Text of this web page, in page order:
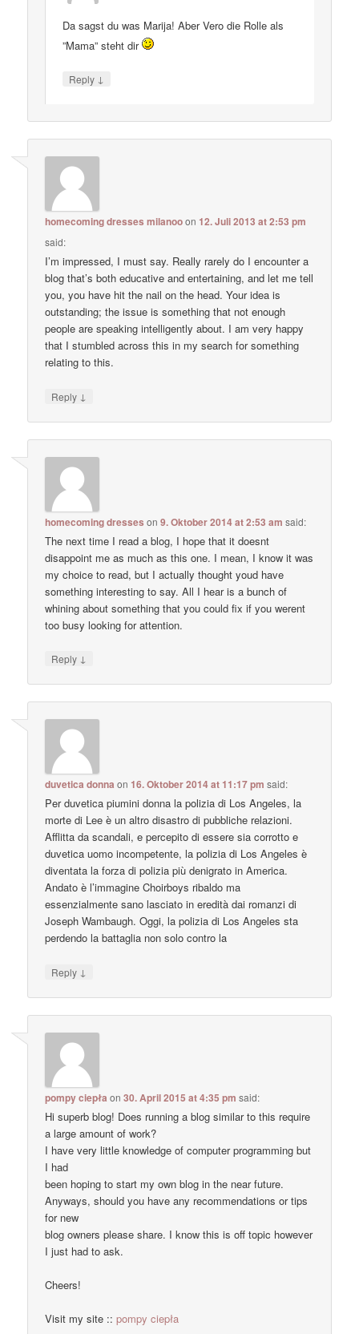
Da sagst du was Marija! Aber Vero die Rolle als
”Mama” steht dir
Reply ↓
homecoming dresses milanooon12. Juli 2013 at 2:53 pm
said:
I’m impressed, I must say. Really rarely do I encounter a
blog that’s both educative and entertaining, and let me tell
you, you have hit the nail on the head. Your idea is
outstanding; the issue is something that not enough
people are speaking intelligently about. I am very happy
that I stumbled across this in my search for something
relating to this.
Reply ↓
homecoming dresses on9. Oktober 2014 at 2:53 am said:
The next time I read a blog, I hope that it doesnt
disappoint me as much as this one. I mean, I know it was
my choice to read, but I actually thought youd have
something interesting to say. All I hear is a bunch of
whining about something that you could fix if you werent
too busy looking for attention.
Reply ↓
duvetica donna on16. Oktober 2014 at 11:17 pm said:
Per duvetica piumini donna la polizia di Los Angeles, la
morte di Lee è un altro disastro di pubbliche relazioni.
Afflitta da scandali, e percepito di essere sia corrotto e
duvetica uomo incompetente, la polizia di Los Angeles è
diventata la forza di polizia più denigrato in America.
Andato è l’immagine Choirboys ribaldo ma
essenzialmente sano lasciato in eredità dai romanzi di
Joseph Wambaugh. Oggi, la polizia di Los Angeles sta
perdendo la battaglia non solo contro la
Reply ↓
pompy ciepła on30. April 2015 at 4:35 pm said:
Hi superb blog! Does running a blog similar to this require
a large amount of work?
I have very little knowledge of computer programming but
I had
been hoping to start my own blog in the near future.
Anyways, should you have any recommendations or tips
for new
blog owners please share. I know this is off topic however
I just had to ask.
Cheers!
Visit my site ::pompy ciepła